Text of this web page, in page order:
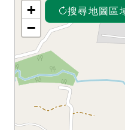
搜尋地圖區
+
−